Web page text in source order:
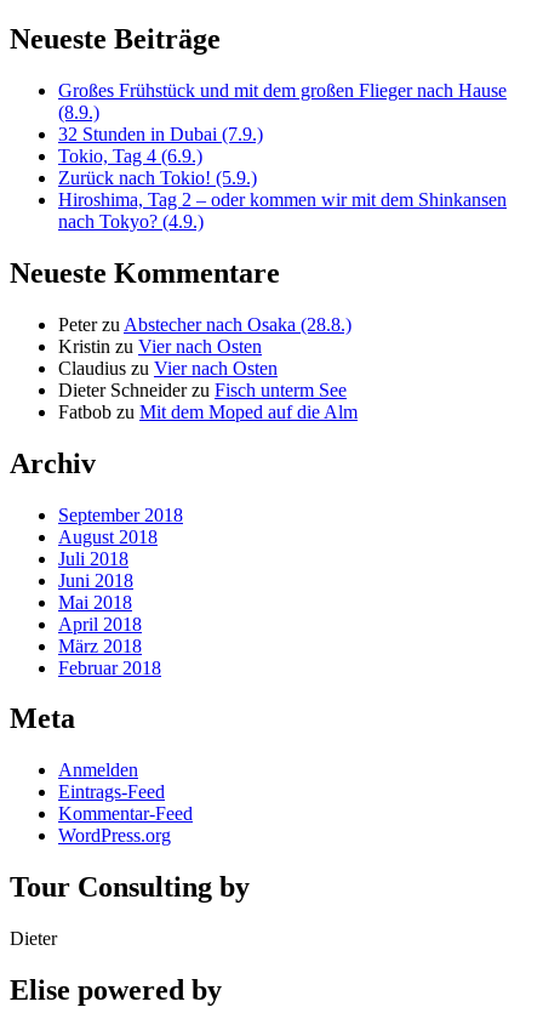
Neueste Beiträge
Großes Frühstück und mit dem großen Flieger nach Hause
(8.9.)
32 Stunden in Dubai (7.9.)
Tokio, Tag 4 (6.9.)
Zurück nach Tokio! (5.9.)
Hiroshima, Tag 2 – oder kommen wir mit dem Shinkansen
nach Tokyo? (4.9.)
Neueste Kommentare
Peterzu Abstecher nach Osaka (28.8.)
Kristin zu Vier nach Osten
Claudius zu Vier nach Osten
Dieter Schneiderzu Fisch unterm See
Fatbob zu Mit dem Moped auf die Alm
Archiv
September 2018
August 2018
Juli 2018
Juni 2018
Mai 2018
April 2018
März 2018
Februar 2018
Meta
Anmelden
Eintrags-Feed
Kommentar-Feed
WordPress.org
Tour Consulting by
Dieter
Elise powered by